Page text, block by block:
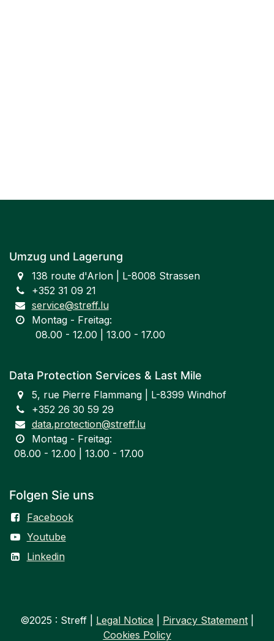
Data Protection Services & Last Mile
5, rue Pierre Flammang | L-8399 Windhof
+352 26 30 59 29
data.protection@streff.lu
Montag - Freitag:
​08.00 - 12.00 | 13.00 - 17.00
Folgen Sie uns
Facebook
Youtube
Linkedin
Umzug und Lagerung
138 route d'Arlon | L-8008 Strassen
+352 31 09 21
service@streff.lu
Montag - Freitag:
​ 08.00 - 12.00 | 13.00 - 17.00
©2025 : Streff | Legal Notice Pirvacy Statement
Cookies Policy